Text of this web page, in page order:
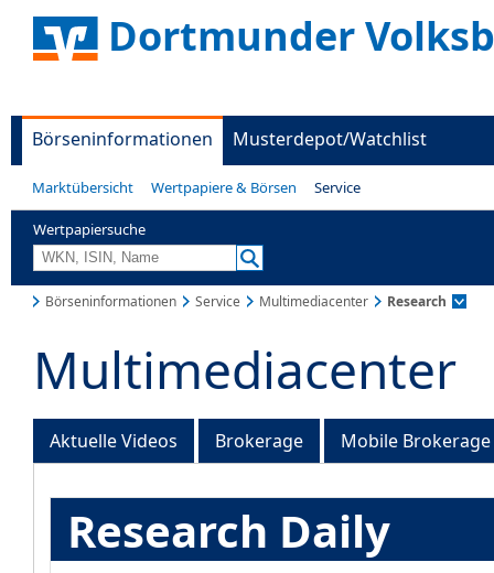
Dortmunder
Börseninformationen Musterdepot/Watchlist
Marktübersicht Wertpapiere & Börsen Service
Wertpapiersuche
Börseninformationen Service Multimediacenter Research
Multimediacenter
Aktuelle Videos Brokerage Mobile Brokerage
Research Daily